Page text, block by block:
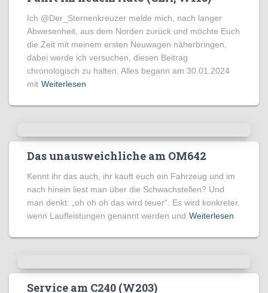
Ich @Der_Sternenkreuzer melde mich, nach langer
Abwesenheit, aus dem Norden zurück und möchte Euch
die Zeit mit meinem ersten Neuwagen näherbringen,
dabei werde ich versuchen, diesen Beitrag
chronologisch zu halten. Alles begann am 30.01.2024
mit Weiterlesen
Das unausweichliche am OM642
Kennt ihr das auch, ihr kauft euch ein Fahrzeug und im
nach hinein liest man über die Schwachstellen? Und
man denkt: „oh oh oh das wird teuer“. Es wird konkreter,
wenn Laufleistungen genannt werden und Weiterlesen
Service am C240 (W203)